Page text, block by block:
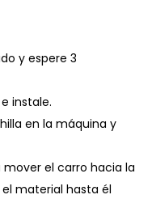
y espere 3
instale.
en la máquina y
el carro hacia la
material hasta él